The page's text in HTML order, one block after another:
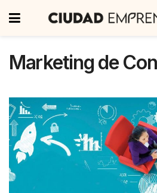
Marketing de